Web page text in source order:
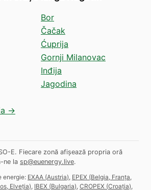
Bor
Čačak
Ćuprija
Gornji Milanovac
Inđija
Jagodina
→
E. Fiecare zonă afișează propria oră
ne la sp@euenergy.live.
energie: EXAA (Austria) EPEX (Belgia, Franța,
Elveția) IBEX (Bulgaria) CROPEX (Croația)